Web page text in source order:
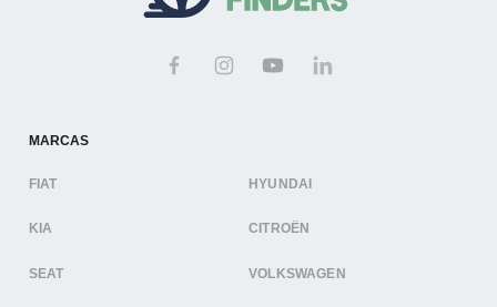
MARCAS
FIAT HYUNDAI
KIA CITROËN
SEAT VOLKSWAGEN